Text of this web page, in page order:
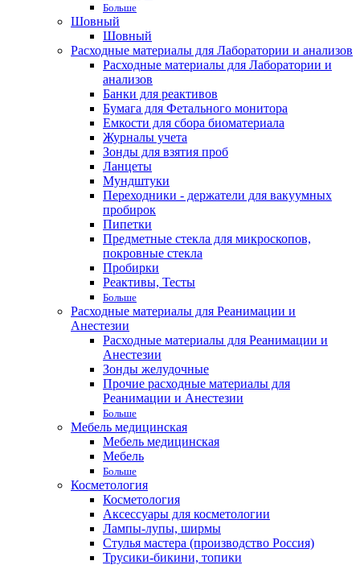
Больше
Шовный
Шовный
Расходные материалы для Лаборатории и анализов
Расходные материалы для Лаборатории и
анализов
Банки для реактивов
Бумага для Фетального монитора
Емкости для сбора биоматериала
Журналы учета
Зонды для взятия проб
Ланцеты
Мундштуки
Переходники - держатели для вакуумных
пробирок
Пипетки
Предметные стекла для микроскопов,
покровные стекла
Пробирки
Реактивы, Тесты
Больше
Расходные материалы для Реанимации и
Анестезии
Расходные материалы для Реанимации и
Анестезии
Зонды желудочные
Прочие расходные материалы для
Реанимации и Анестезии
Больше
Мебель медицинская
Мебель медицинская
Мебель
Больше
Косметология
Косметология
Аксессуары для косметологии
Лампы-лупы, ширмы
Стулья мастера (производство Россия)
Трусики-бикини, топики